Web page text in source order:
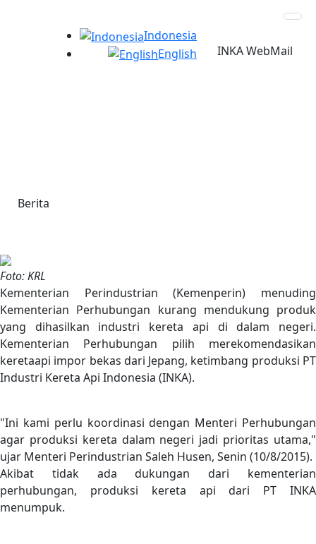
Indonesia
English
INKA WebMail
Berita
Foto: KRL
Kementerian Perindustrian (Kemenperin) menuding
Kementerian Perhubungan kurang mendukung produk
yang dihasilkan industri kereta api di dalam negeri.
Kementerian Perhubungan pilih merekomendasikan
keretaapi impor bekas dari Jepang, ketimbang produksi PT
Industri Kereta Api Indonesia (INKA).
"Ini kami perlu koordinasi dengan Menteri Perhubungan
agar produksi kereta dalam negeri jadi prioritas utama,"
ujar Menteri Perindustrian Saleh Husen, Senin (10/8/2015).
Akibat tidak ada dukungan dari kementerian
perhubungan, produksi kereta api dari PT INKA
menumpuk.